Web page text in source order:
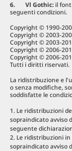
6.
Vl Gothic: il
seguenti condizioni.
Copyright © 1990-
Copyright © 2003-
Copyright © 2003-
Copyright © 2006-
Copyright © 2006-
Tutti i diritti riservati.
La ridistribuzione e
o senza modifiche,
soddisfatte le
Le ridistribuzioni
sopraindicato avviso
seguente
Le ridistribuzioni
sopraindicato avviso